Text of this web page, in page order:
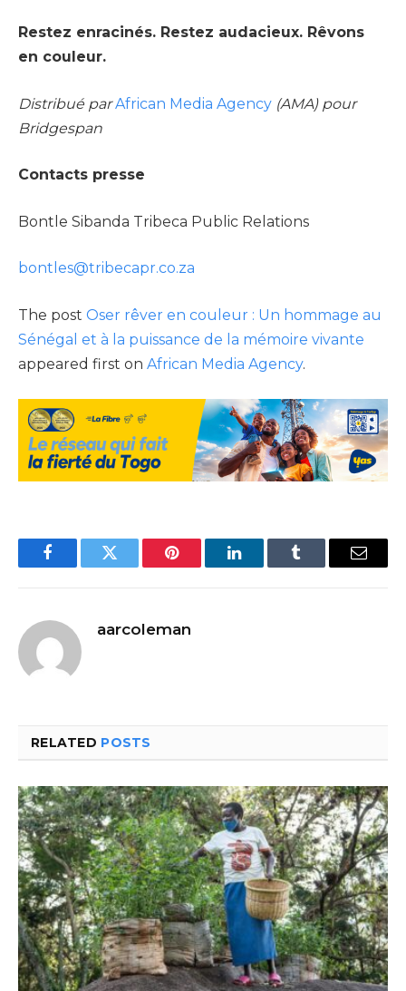
Restez enracinés. Restez audacieux. Rêvons
en couleur.
Distribué parAfrican Media Agency (AMA) pour
Bridgespan
Contacts presse
Bontle Sibanda Tribeca Public Relations
bontles@tribecapr.co.za
The post Oser rêver en couleur : Un hommage au
Sénégal et à la puissance de la mémoire vivante
appeared first on African Media Agency.
FacebookTwitter Pinterest LinkedInTumblr Email
aarcoleman
RELATED POSTS